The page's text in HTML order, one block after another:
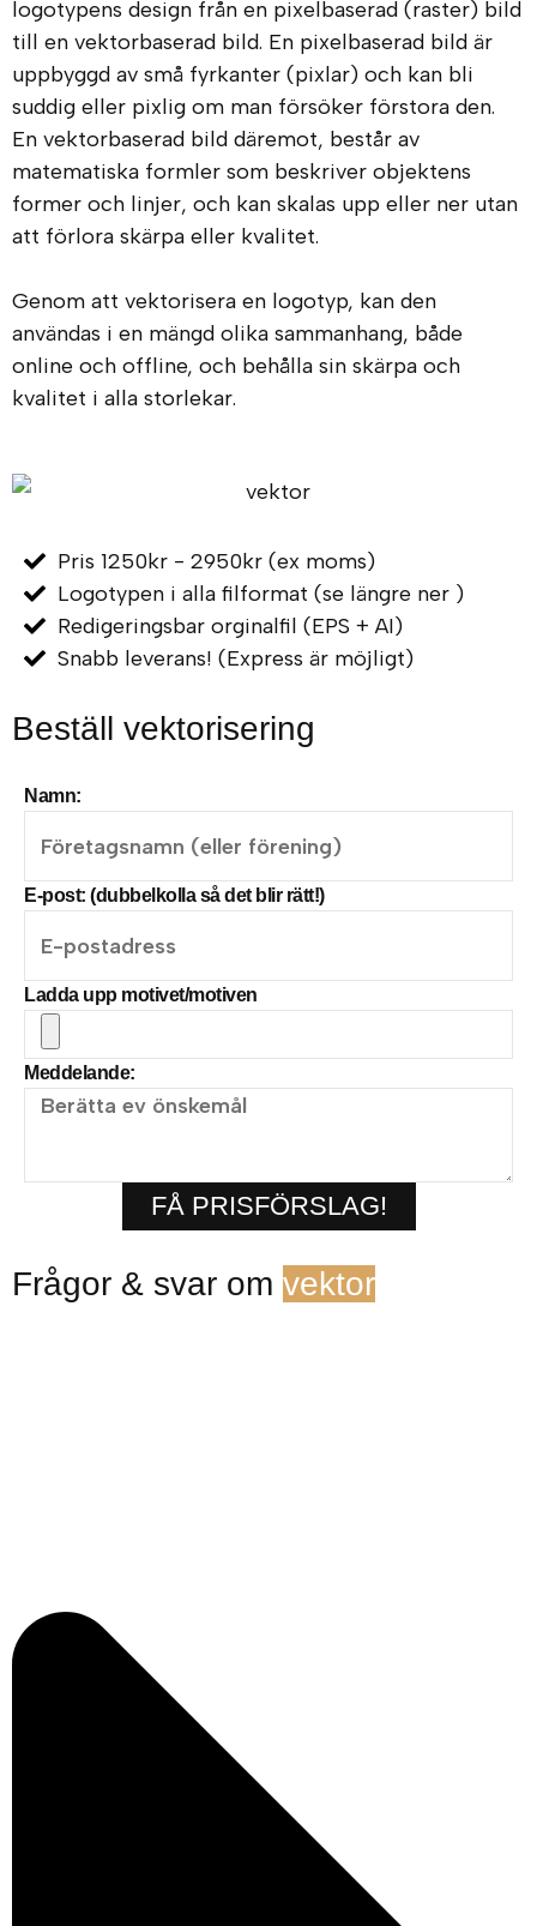
Pris 1250kr - 2950kr (ex moms)
Logotypen i alla filformat (se längre ner )
Redigeringsbar orginalfil (EPS + AI)
Snabb leverans! (Express är möjligt)
logotypens design från en pixelbaserad (raster) bild
till en vektorbaserad bild. En pixelbaserad bild är
uppbyggd av små fyrkanter (pixlar) och kan bli
suddig eller pixlig om man försöker förstora den.
En vektorbaserad bild däremot, består av
matematiska formler som beskriver objektens
former och linjer, och kan skalas upp eller ner utan
att förlora skärpa eller kvalitet.
Genom att vektorisera en logotyp, kan den
användas i en mängd olika sammanhang, både
online och offline, och behålla sin skärpa och
kvalitet i alla storlekar.
Beställ vektorisering
Namn:
E-post: (dubbelkolla så det blir rätt!)
Ladda upp motivet/motiven
Meddelande:
FÅ PRISFÖRSLAG!
Frågor & svar om vektor